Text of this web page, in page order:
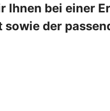
Ihnen bei einer
der